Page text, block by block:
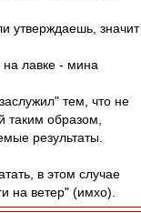
утверждаешь, значит
лавке - мина
тем, что не
таким образом,
результаты.
в этом случае
на ветер" (имхо).